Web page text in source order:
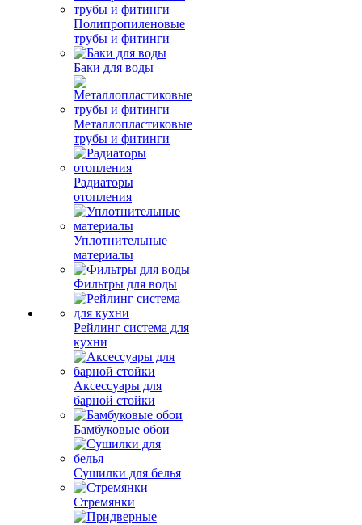
Полипропиленовые
трубы и фитинги
Баки для воды
Металлопластиковые
трубы и фитинги
Радиаторы
отопления
Уплотнительные
материалы
Фильтры для воды
Рейлинг система для
кухни
Аксессуары для
барной стойки
Бамбуковые обои
Сушилки для белья
Стремянки